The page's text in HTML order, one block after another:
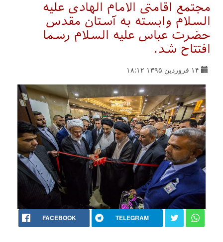
مجتمع اقامتی الامام الهادی علیه
السلام وابسته به آستان مقدس
حضرت عباس علیه السلام رسما
افتتاح شد.
۱۴ فروردین ۱۳۹۵ ۱۸:۱۲
FACEBOOK TELEGRAM